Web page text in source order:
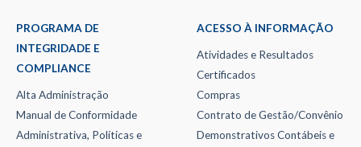
PROGRAMA DE
INTEGRIDADE E
COMPLIANCE
Alta Administração
Manual de Conformidade
Administrativa, Políticas e
ACESSO À INFORMAÇÃO
Atividades e Resultados
Certificados
Compras
Contrato de Gestão/Convênio
Demonstrativos Contábeis e